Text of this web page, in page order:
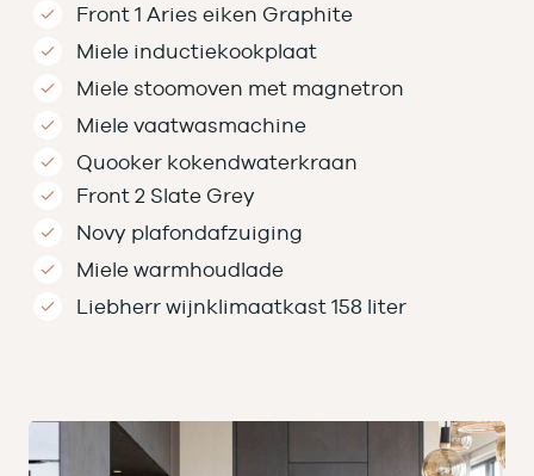
Front 1 Aries eiken Graphite
Miele inductiekookplaat
Miele stoomoven met magnetron
Miele vaatwasmachine
Quooker kokendwaterkraan
Front 2 Slate Grey
Novy plafondafzuiging
Miele warmhoudlade
Liebherr wijnklimaatkast 158 liter